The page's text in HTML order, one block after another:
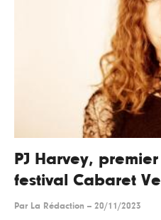
PJ Harvey,
festival Cabaret
Par La Rédaction -- 20/11/2023